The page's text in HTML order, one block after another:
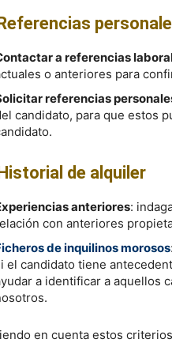
a referencias
o anteriores para
referencias
candidato, para que estos
de alquiler
anteriores:
con anteriores
de inquilinos morosos
el candidato tiene
a identificar a aquellos
en cuenta estos